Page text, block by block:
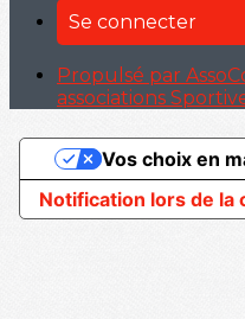
Se connecter
Propulsé par
associations
Notification lors de la
Vos choix en